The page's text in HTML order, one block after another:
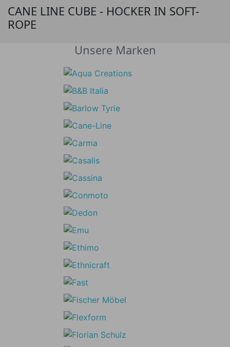
CANE LINE CUBE - HOCKER IN SOFT-
ROPE
Unsere Marken